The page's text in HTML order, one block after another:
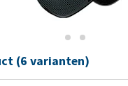
(6 varianten)